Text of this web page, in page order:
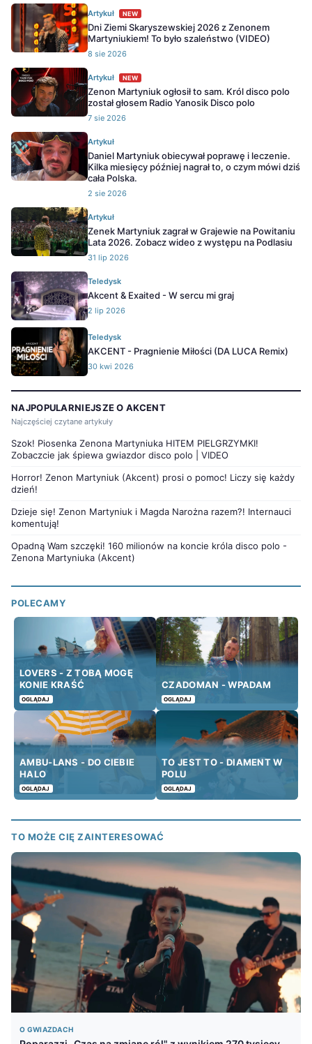
Artykuł NEW
Dni Ziemi Skaryszewskiej 2026 z Zenonem
Martyniukiem! To było szaleństwo (VIDEO)
8 sie 2026
Artykuł NEW
Zenon Martyniuk ogłosił to sam. Król disco polo
został głosem Radio Yanosik Disco polo
7 sie 2026
Artykuł
Daniel Martyniuk obiecywał poprawę i leczenie.
Kilka miesięcy później nagrał to, o czym mówi dziś
cała Polska.
2 sie 2026
Artykuł
Zenek Martyniuk zagrał w Grajewie na Powitaniu
Lata 2026. Zobacz wideo z występu na Podlasiu
31 lip 2026
Teledysk
Akcent & Exaited - W sercu mi graj
2 lip 2026
Teledysk
AKCENT - Pragnienie Miłości (DA LUCA Remix)
30 kwi 2026
NAJPOPULARNIEJSZE O AKCENT
Najczęściej czytane artykuły
Szok! Piosenka Zenona Martyniuka HITEM PIELGRZYMKI!
Zobaczcie jak śpiewa gwiazdor disco polo | VIDEO
Horror! Zenon Martyniuk (Akcent) prosi o pomoc! Liczy się każdy
dzień!
Dzieje się! Zenon Martyniuk i Magda Narożna razem?! Internauci
komentują!
Opadną Wam szczęki! 160 milionów na koncie króla disco polo -
Zenona Martyniuka (Akcent)
POLECAMY
LOVERS - Z TOBĄ MOGĘ
KONIE KRAŚĆ
OGLĄDAJ
CZADOMAN - WPADAM
OGLĄDAJ
AMBU-LANS - DO CIEBIE
HALO
OGLĄDAJ
TO JEST TO - DIAMENT W
POLU
OGLĄDAJ
TO MOŻE CIĘ ZAINTERESOWAĆ
O GWIAZDACH